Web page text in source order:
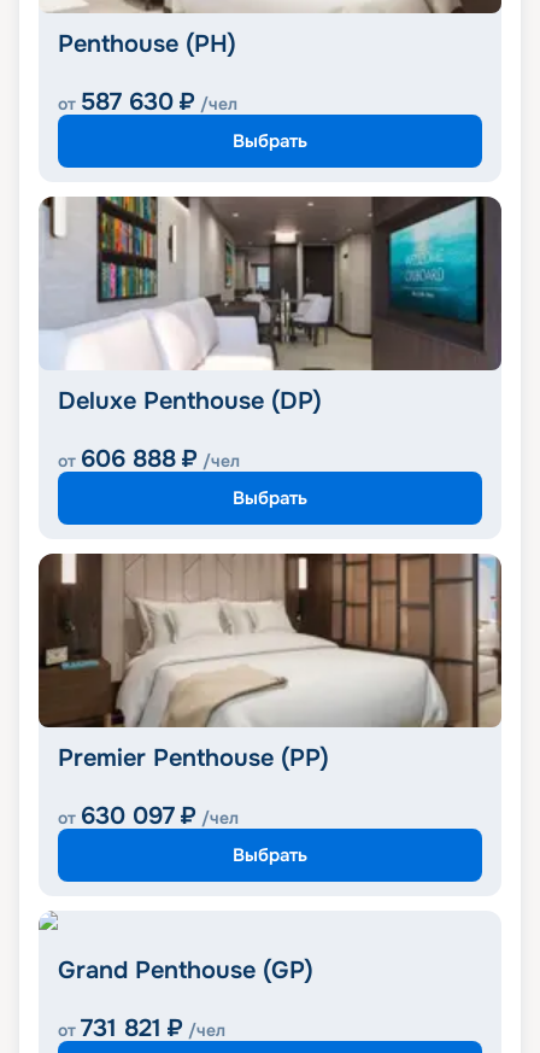
Penthouse (PH)
от 587 630 ₽ /чел
Выбрать
Deluxe Penthouse (DP)
от 606 888 ₽ /чел
Выбрать
Premier Penthouse (PP)
от 630 097 ₽ /чел
Выбрать
Grand Penthouse (GP)
от 731 821 ₽ /чел